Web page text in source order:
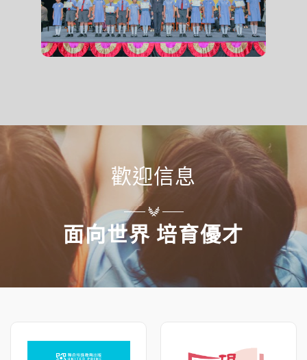
歡迎信息
面向世界 培育優才